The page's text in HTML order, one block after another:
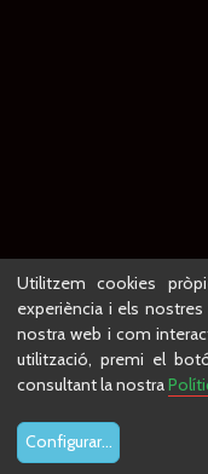
Utilitzem cookies
experiència i els
nostra web i com
utilització, premi el
consultant la nostra
Configurar...